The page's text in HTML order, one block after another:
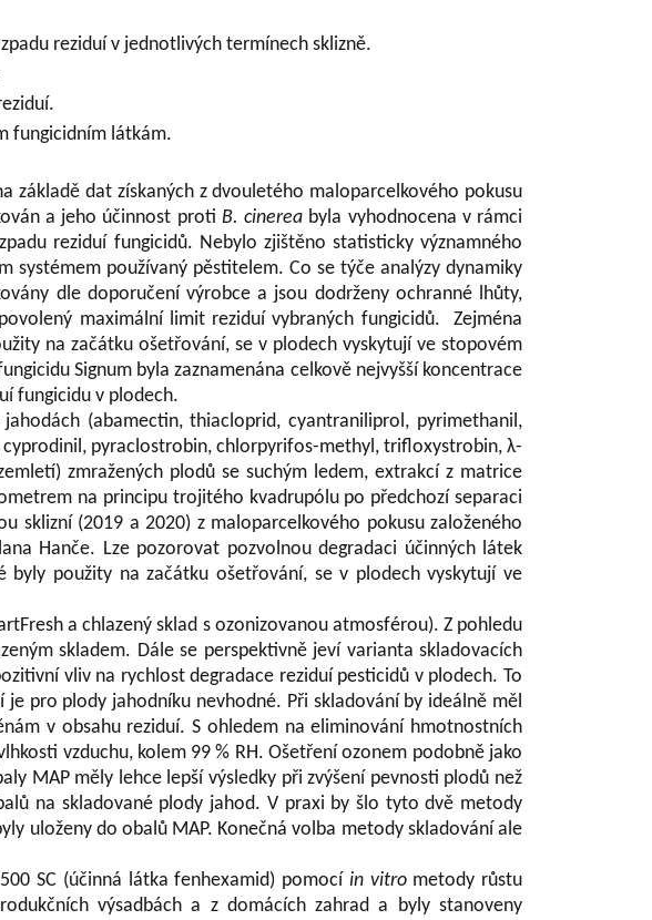
reziduí v jednotlivých termínech sklizně.
fungicidním látkám.
základě dat získaných z dvouletého maloparcelkového pokusu
a jeho účinnost proti B. cinerea byla vyhodnocena v rámci
reziduí fungicidů. Nebylo zjištěno statisticky významného
systémem používaný pěstitelem. Co se týče analýzy dynamiky
dle doporučení výrobce a jsou dodrženy ochranné lhůty,
maximální limit reziduí vybraných fungicidů. Zejména
na začátku ošetřování, se v plodech vyskytují ve stopovém
Signum byla zaznamenána celkově nejvyšší koncentrace
fungicidu v plodech.
(abamectin, thiacloprid, cyantraniliprol, pyrimethanil,
pyraclostrobin, chlorpyrifos-methyl, trifloxystrobin, λ-
zmražených plodů se suchým ledem, extrakcí z matrice
na principu trojitého kvadrupólu po předchozí separaci
sklizní (2019 a 2020) z maloparcelkového pokusu založeného
Hanče. Lze pozorovat pozvolnou degradaci účinných látek
byly použity na začátku ošetřování, se v plodech vyskytují ve
a chlazený sklad s ozonizovanou atmosférou). Z pohledu
skladem. Dále se perspektivně jeví varianta skladovacích
vliv na rychlost degradace reziduí pesticidů v plodech. To
pro plody jahodníku nevhodné. Při skladování by ideálně měl
v obsahu reziduí. S ohledem na eliminování hmotnostních
vzduchu, kolem 99 % RH. Ošetření ozonem podobně jako
MAP měly lehce lepší výsledky při zvýšení pevnosti plodů než
na skladované plody jahod. V praxi by šlo tyto dvě metody
uloženy do obalů MAP. Konečná volba metody skladování ale
SC (účinná látka fenhexamid) pomocí in vitrometody růstu
výsadbách a z domácích zahrad a byly stanoveny